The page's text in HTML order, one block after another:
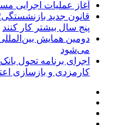
آغاز عملیات اجرایی مسکن
پنج سال بیشتر کار کنند
دومین همایش
می‌شود
اجرای برنامه تحول
کارمزدی و بازسازی